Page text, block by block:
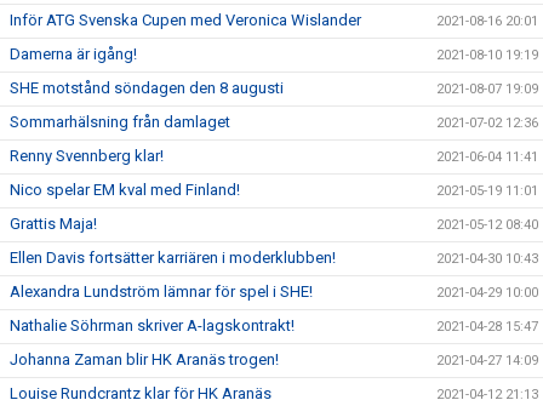
Inför ATG Svenska Cupen med Veronica Wislander 2021-08-16 20:01
Damerna är igång! 2021-08-10 19:19
SHE motstånd söndagen den 8 augusti 2021-08-07 19:09
Sommarhälsning från damlaget 2021-07-02 12:36
Renny Svennberg klar! 2021-06-04 11:41
Nico spelar EM kval med Finland! 2021-05-19 11:01
Grattis Maja! 2021-05-12 08:40
Ellen Davis fortsätter karriären i moderklubben! 2021-04-30 10:43
Alexandra Lundström lämnar för spel i SHE! 2021-04-29 10:00
Nathalie Söhrman skriver A-lagskontrakt! 2021-04-28 15:47
Johanna Zaman blir HK Aranäs trogen! 2021-04-27 14:09
Louise Rundcrantz klar för HK Aranäs 2021-04-12 21:13